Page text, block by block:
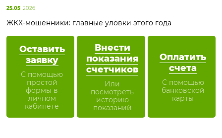
Оставить
заявку
С помощью
простой
формы в
личном
кабинете
Внести
показания
счетчиков
Или
посмотреть
историю
показаний
Оплатить
счета
С помощью
банковской
карты
25.05 2026
ЖКХ-мошенники: главные уловки этого года